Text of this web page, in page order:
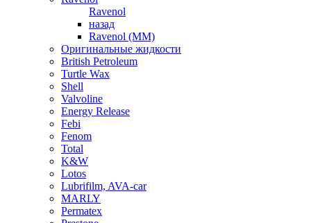
Ravenol
назад
Ravenol (ММ)
Оригинальные жидкости
British Petroleum
Turtle Wax
Shell
Valvoline
Energy Release
Febi
Fenom
Total
K&W
Lotos
Lubrifilm, AVA-car
MARLY
Permatex